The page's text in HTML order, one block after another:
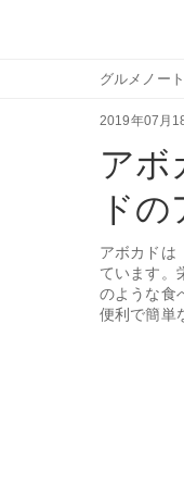
グルメノート
2019年07月
アボ
ド
アボカドは
ています。
のような食
便利で簡単